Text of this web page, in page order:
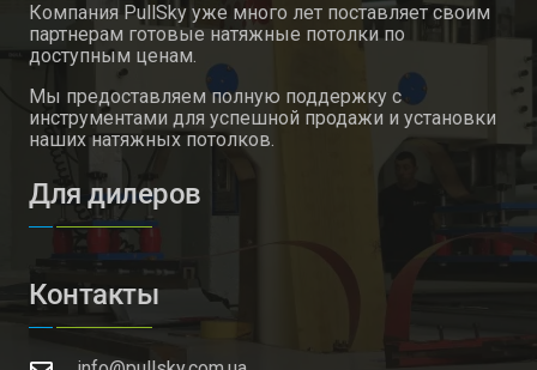
Компания PullSky уже много лет поставляет своим
партнерам готовые натяжные потолки по
доступным ценам.
Мы предоставляем полную поддержку с
инструментами для успешной продажи и установки
наших натяжных потолков.
Для дилеров
Контакты